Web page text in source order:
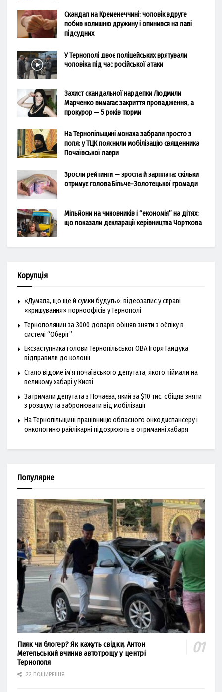
Скандал на Кременеччині: чоловік вдруге
побив колишню дружину і опинився на лаві
підсудних
У Тернополі двоє поліцейських врятували
чоловіка під час російської атаки
Захист скандальної нардепки Людмили
Марченко вимагає закриття провадження, а
прокурор — 5 років тюрми
На Тернопільщині монаха забрали просто з
поля: у ТЦК пояснили мобілізацію священника
Почаївської лаври
Зросли рейтинги — зросла й зарплата: скільки
отримує голова Більче-Золотецької громади
Мільйони на чиновників і “економія” на дітях:
що показали декларації керівництва Чорткова
Корупція
«Думала, що ще й сумки будуть»: відеозапис у справі
«кришування» порноофісів у Тернополі
Тернополянин за 3000 доларів обіцяв зняти з обліку в
системі “Оберіг”
Ексзаступника голови Тернопільської ОВА Ігоря Гайдука
відправили до колонії
Стало відоме ім’я почаївського депутата, якого піймали на
великому хабарі у Києві
Затримали депутата з Почаєва, який за $10 тис. обіцяв зняти
з розшуку та забронювати від мобілізації
На Тернопільщині працівницю обласного онкодиспансеру і
онкологиню райлікарні підозрюють в отриманні хабаря
Популярне
Пияк чи блогер? Як кажуть свідки, Антон
Метельський вчинив автотрощу у центрі
Тернополя
22 ПОШИРЕННЯ